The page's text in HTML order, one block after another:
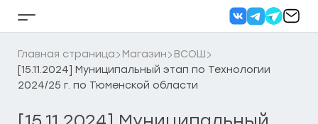
Кнопка
бокового
меню
Главная страница Магазин
ВСОШ
[15.11.2024] Муниципальный этап по Технологии
2024/25 г. по Тюменской области